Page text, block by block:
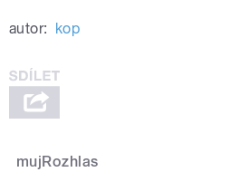
autor: kop
mujRozhlas